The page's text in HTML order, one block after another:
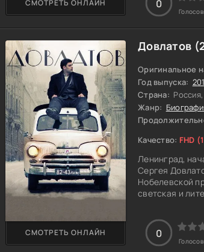
СМОТРЕТЬ ОНЛАЙН 0
Голосов:
Довлатов
Оригинальное
Год выпуска:
Страна:
Жанр:
Качество: FHD
Ленинград,
Сергея
Нобелевской
светская и
СМОТРЕТЬ ОНЛАЙН 0
Голосов: